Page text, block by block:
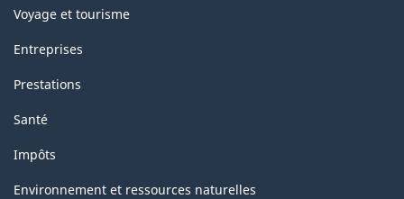
Voyage et tourisme
Entreprises
Prestations
Santé
Impôts
Environnement et ressources naturelles